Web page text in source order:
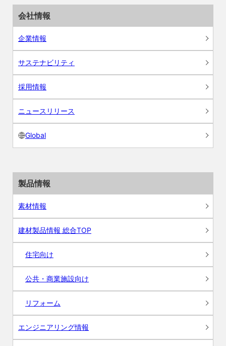
会社情報
企業情報
サステナビリティ
採用情報
ニュースリリース
Global
製品情報
素材情報
建材製品情報 総合TOP
住宅向け
公共・商業施設向け
リフォーム
エンジニアリング情報